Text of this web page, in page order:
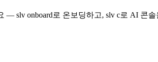
slv onboard로 온보딩하고, slv c로 AI 콘